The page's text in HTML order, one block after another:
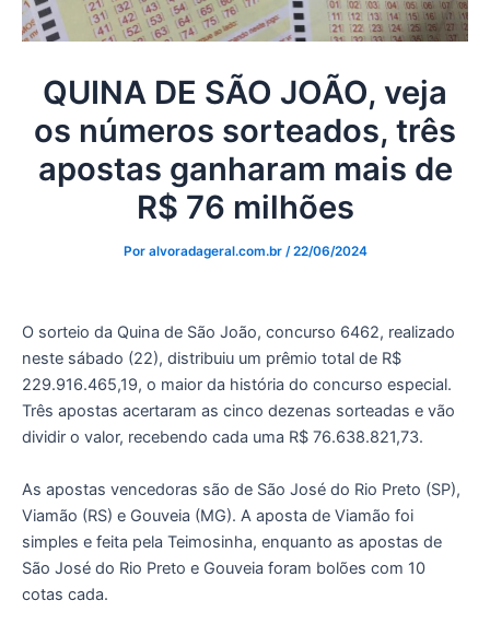
QUINA DE SÃO JOÃO, veja
os números sorteados, três
apostas ganharam mais de
R$ 76 milhões
Por alvoradageral.com.br /22/06/2024
O sorteio da Quina de São João, concurso 6462, realizado
neste sábado (22), distribuiu um prêmio total de R$
229.916.465,19, o maior da história do concurso especial.
Três apostas acertaram as cinco dezenas sorteadas e vão
dividir o valor, recebendo cada uma R$ 76.638.821,73.
As apostas vencedoras são de São José do Rio Preto (SP),
Viamão (RS) e Gouveia (MG). A aposta de Viamão foi
simples e feita pela Teimosinha, enquanto as apostas de
São José do Rio Preto e Gouveia foram bolões com 10
cotas cada.